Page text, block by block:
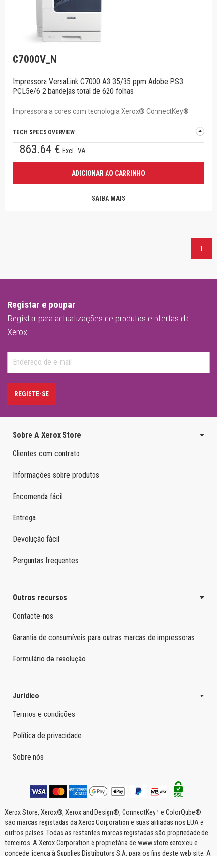
C7000V_N
Impressora VersaLink C7000 A3 35/35 ppm Adobe PS3
PCL5e/6 2 bandejas total de 620 folhas
Impressora a cores com tecnologia Xerox® ConnectKey®
TECH SPECS OVERVIEW
863.64 € Excl. IVA
ADICIONAR AO CARRINHO
SAIBA MAIS
1
Registar e poupar
Registar para actualizações de produtos e ofertas da
Xerox
REGISTE-SE
Sobre A Xerox Store
Clientes com contrato
Informações sobre produtos
Encomenda fácil
Entrega
Devolução fácil
Perguntas frequentes
Outros recursos
Contacte-nos
Garantia de consumíveis para outras marcas de impressoras
Formulário de resolução
Jurídico
Termos e condições
Política de privacidade
Sobre nós
Xerox Store, Xerox®, Xerox and Design®, ConnectKey™ e ColorQube®
são marcas registadas da Xerox Corporation e suas afiliadas nos EUA e
outros países. Todas as restantes marcas registadas são propriedade de
terceiros. A Xerox Corporation é proprietária de www.store.xerox.eu e
concede licença à Supplies Distributors S.A. para os fins deste web site. A